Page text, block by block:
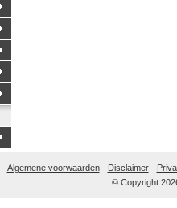
-Algemene voorwaarden- Disclaimer-
© Copyright